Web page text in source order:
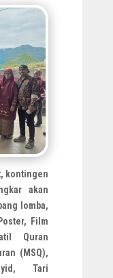
kontingen
akan
lomba,
Film
Quran
(MSQ),
Tari